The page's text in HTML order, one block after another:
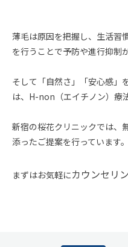
薄毛は原因を把握し、生活習
を行うことで予防や進行抑制
そして「自然さ」「安心感」
は、H-non（エイチノン）療
新宿の桜花クリニックでは、
添ったご提案を行っています。
まずはお気軽にカウンセリ